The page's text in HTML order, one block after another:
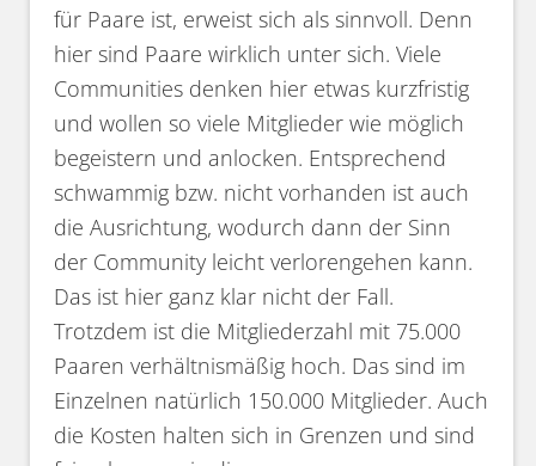
für Paare ist, erweist sich als sinnvoll. Denn
hier sind Paare wirklich unter sich. Viele
Communities denken hier etwas kurzfristig
und wollen so viele Mitglieder wie möglich
begeistern und anlocken. Entsprechend
schwammig bzw. nicht vorhanden ist auch
die Ausrichtung, wodurch dann der Sinn
der Community leicht verlorengehen kann.
Das ist hier ganz klar nicht der Fall.
Trotzdem ist die Mitgliederzahl mit 75.000
Paaren verhältnismäßig hoch. Das sind im
Einzelnen natürlich 150.000 Mitglieder. Auch
die Kosten halten sich in Grenzen und sind